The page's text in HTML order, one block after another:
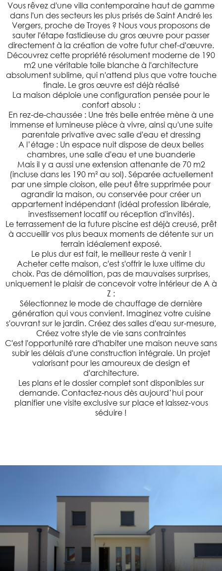
Vous rêvez d'une villa contemporaine haut de gamme
dans l'un des secteurs les plus prisés de Saint André les
Vergers, proche de Troyes ? Nous vous proposons de
sauter l'étape fastidieuse du gros œuvre pour passer
directement à la création de votre futur chef-d'œuvre.
Découvrez cette propriété résolument moderne de 190
m2 une véritable toile blanche à l'architecture
absolument sublime, qui n'attend plus que votre touche
finale. Le gros œuvre est déjà réalisé
La maison déploie une configuration pensée pour le
confort absolu :
En rez-de-chaussée : Une très belle entrée mène à une
immense et lumineuse pièce à vivre, ainsi qu'une suite
parentale privative avec salle d'eau et dressing
A l’étage : Un espace nuit dispose de deux belles
chambres, une salle d'eau et une buanderie
Mais il y a aussi une extension attenante de 70 m2
(incluse dans les 190 m² au sol). Séparée actuellement
par une simple cloison, elle peut être supprimée pour
agrandir la maison, ou conservée pour créer un
appartement indépendant (idéal profession libérale,
investissement locatif ou réception d'invités).
Le terrassement de la future piscine est déjà creusé, prêt
à accueillir vos plus beaux moments de détente sur un
terrain idéalement exposé.
Le plus dur est fait, le meilleur reste à venir !
Acheter cette maison, c'est s'offrir le luxe ultime du
choix. Pas de démolition, pas de mauvaises surprises,
uniquement le plaisir de concevoir votre intérieur de A à
Z :
Sélectionnez le mode de chauffage de dernière
génération qui vous convient. Imaginez votre cuisine
s'ouvrant sur le jardin. Créez des salles d'eau sur-mesure,
Créez votre style de vie sans contraintes
C'est l'opportunité rare d'habiter une maison neuve sans
subir les délais d'une construction intégrale. Un projet
valorisant pour les amoureux de design et
d'architecture.
Les plans et le dossier complet sont disponibles sur
demande. Contactez-nous dès aujourd’hui pour
planifier une visite exclusive sur place et laissez-vous
séduire !